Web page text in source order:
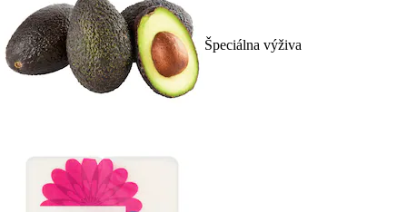
Špeciálna výživa